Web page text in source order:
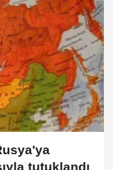
tutuklandı